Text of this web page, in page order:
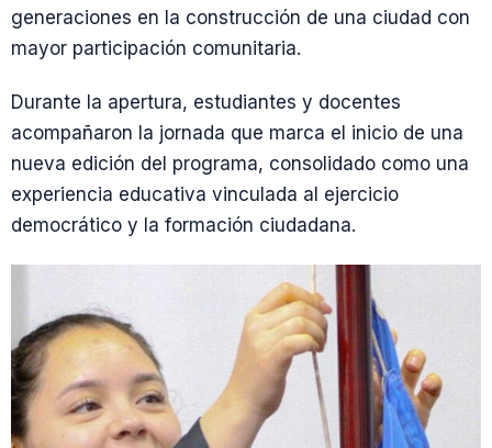
generaciones en la construcción de una ciudad con
mayor participación comunitaria.
Durante la apertura, estudiantes y docentes
acompañaron la jornada que marca el inicio de una
nueva edición del programa, consolidado como una
experiencia educativa vinculada al ejercicio
democrático y la formación ciudadana.